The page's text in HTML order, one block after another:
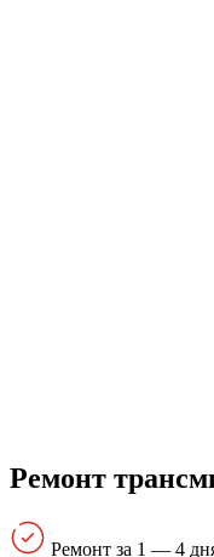
Ремонт
Ремонт за 1 — 4